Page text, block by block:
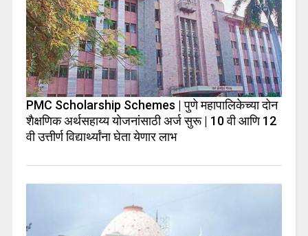
PMC Scholarship Schemes | पुणे महापालिकेच्या दोन
शैक्षणिक अर्थसहाय्य योजनांसाठी अर्ज सुरू | 10 वी आणि 12
वी उत्तीर्ण विद्यार्थ्यांना घेता येणार लाभ